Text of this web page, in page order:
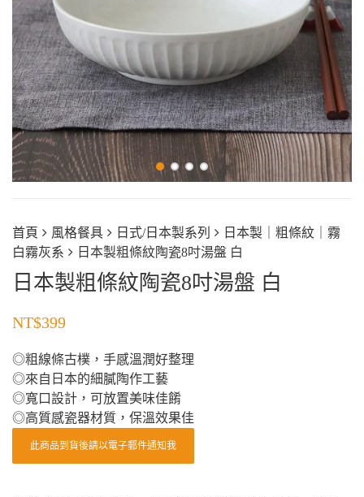
首頁 風格餐具 日式/日本製系列
日本製｜粗條紋｜霧
白霧灰系
日本製粗條紋陶瓷8吋湯盤 白
日本製粗條紋陶瓷8吋湯盤 白
NT$399
◎粗線條古樸，手感溫潤好整理
◎來自日本的細膩陶作工藝
◎寬口設計，可放置美味佳餚
◎高質感瓷器材質，保溫效果佳
此商品到貨後請以電子郵件通知我